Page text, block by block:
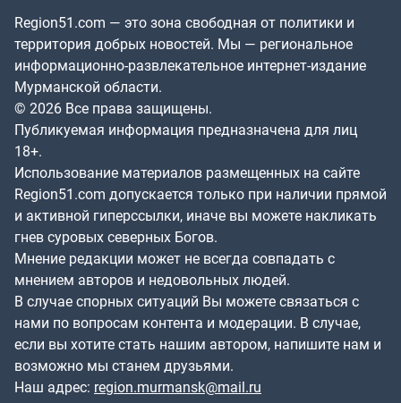
Region51.com — это зона свободная от политики и
территория добрых новостей. Мы — региональное
информационно-развлекательное интернет-издание
Мурманской области.
© 2026 Все права защищены.
Публикуемая информация предназначена для лиц
18+.
Использование материалов размещенных на сайте
Region51.com допускается только при наличии прямой
и активной гиперссылки, иначе вы можете накликать
гнев суровых северных Богов.
Мнение редакции может не всегда совпадать с
мнением авторов и недовольных людей.
В случае спорных ситуаций Вы можете связаться с
нами по вопросам контента и модерации. В случае,
если вы хотите стать нашим автором, напишите нам и
возможно мы станем друзьями.
Наш адрес: region.murmansk@mail.ru